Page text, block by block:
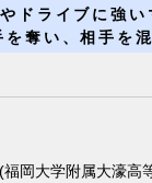
ドライブに強い
を奪い、相手を
岡大学附属大濠高